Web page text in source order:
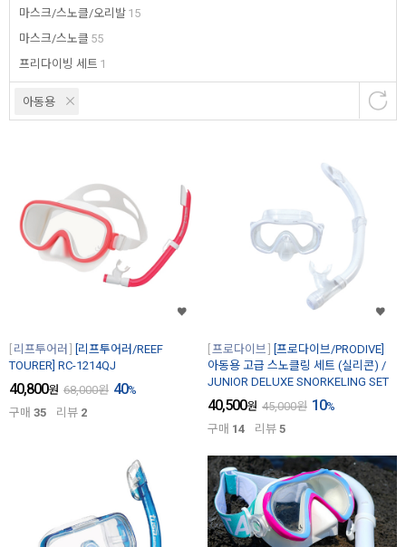
마스크/스노클/오리발 15
마스크/스노클 55
프리다이빙 세트 1
아동용
리프투어러
[리프투어러/REEF
TOURER] RC-1214QJ
40,800원 68,000원 40%
구매 35 리뷰 2
프로다이브
[프로다이브/PRODIVE]
아동용 고급 스노클링 세트 (실리콘) /
JUNIOR DELUXE SNORKELING SET
40,500원 45,000원 10%
구매 14 리뷰 5